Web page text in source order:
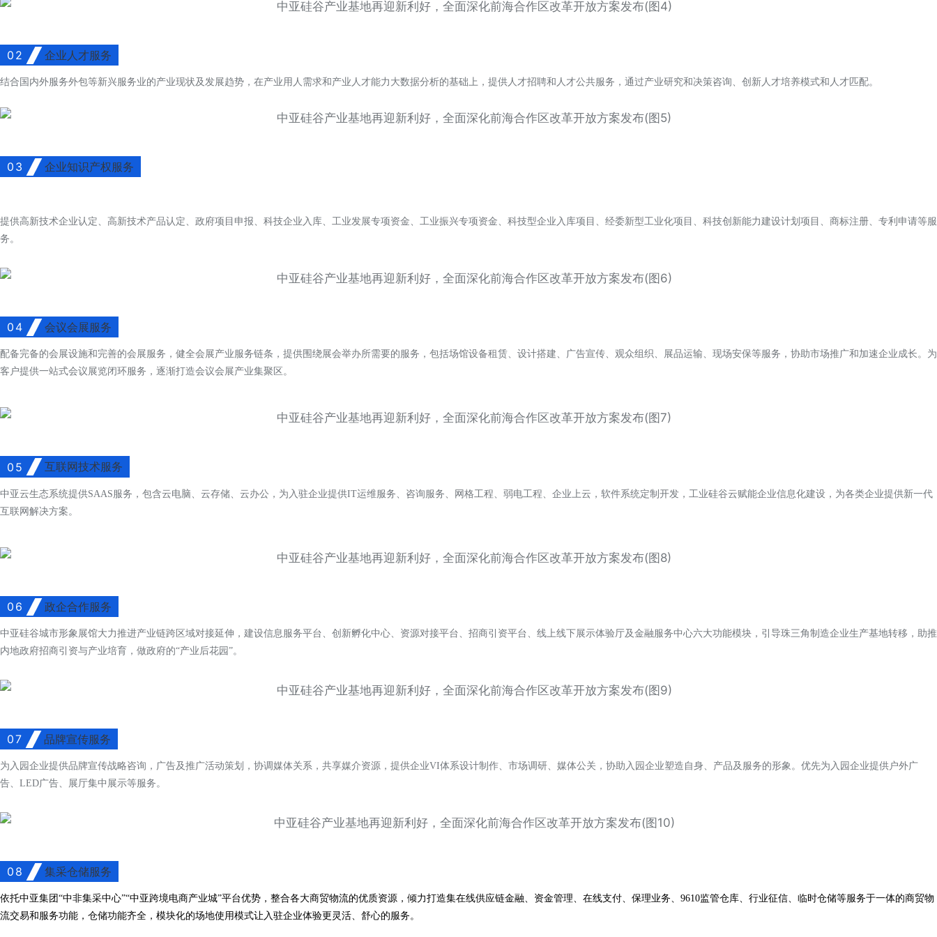
02 企业人才服务
结合国内外服务外包等新兴服务业的产业现状及发展趋势，在产业用人需求和产业人才能力大数据分析的基础上，提供人才招聘和人才公共服务，通过产业研究和决策咨询、创新人才培养模式和人才匹配。
03 企业知识产权服务
提供高新技术企业认定、高新技术产品认定、政府项目申报、科技企业入库、工业发展专项资金、工业振兴专项资金、科技型企业入库项目、经委新型工业化项目、科技创新能力建设计划项目、商标注册、专利申请等服
务。
04 会议会展服务
配备完备的会展设施和完善的会展服务，健全会展产业服务链条，提供围绕展会举办所需要的服务，包括场馆设备租赁、设计搭建、广告宣传、观众组织、展品运输、现场安保等服务，协助市场推广和加速企业成长。为
客户提供一站式会议展览闭环服务，逐渐打造会议会展产业集聚区。
05 互联网技术服务
中亚云生态系统提供SAAS服务，包含云电脑、云存储、云办公，为入驻企业提供IT运维服务、咨询服务、网格工程、弱电工程、企业上云，软件系统定制开发，工业硅谷云赋能企业信息化建设，为各类企业提供新一代
互联网解决方案。
06 政企合作服务
中亚硅谷城市形象展馆大力推进产业链跨区域对接延伸，建设信息服务平台、创新孵化中心、资源对接平台、招商引资平台、线上线下展示体验厅及金融服务中心六大功能模块，引导珠三角制造企业生产基地转移，助推
内地政府招商引资与产业培育，做政府的“产业后花园”。
07 品牌宣传服务
为入园企业提供品牌宣传战略咨询，广告及推广活动策划，协调媒体关系，共享媒介资源，提供企业VI体系设计制作、市场调研、媒体公关，协助入园企业塑造自身、产品及服务的形象。优先为入园企业提供户外广
告、LED广告、展厅集中展示等服务。
08 集采仓储服务
依托中亚集团“中非集采中心”“中亚跨境电商产业城”平台优势，整合各大商贸物流的优质资源，倾力打造集在线供应链金融、资金管理、在线支付、保理业务、9610监管仓库、行业征信、临时仓储等服务于一体的商贸物
流交易和服务功能，仓储功能齐全，模块化的场地使用模式让入驻企业体验更灵活、舒心的服务。